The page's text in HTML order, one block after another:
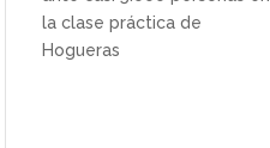
la clase práctica de
Hogueras